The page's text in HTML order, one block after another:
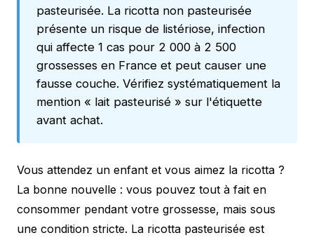
pasteurisée. La ricotta non pasteurisée
présente un risque de listériose, infection
qui affecte 1 cas pour 2 000 à 2 500
grossesses en France et peut causer une
fausse couche. Vérifiez systématiquement la
mention « lait pasteurisé » sur l'étiquette
avant achat.
Vous attendez un enfant et vous aimez la ricotta ?
La bonne nouvelle : vous pouvez tout à fait en
consommer pendant votre grossesse, mais sous
une condition stricte. La ricotta pasteurisée est